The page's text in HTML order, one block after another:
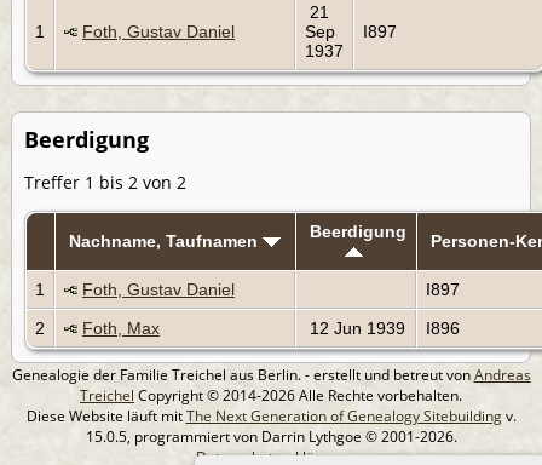
1 Foth, Gustav Daniel
21
Sep
1937
I897
Beerdigung
Treffer 1 bis 2 von 2
Nachname, Taufnamen Beerdigung Personen-
1 Foth, Gustav Daniel
I897
2
Foth, Max 12 Jun 1939 I896
Genealogie der Familie Treichel aus Berlin. - erstellt und betreut vonAndreas
Treichel Copyright © 2014-2026 Alle Rechte vorbehalten.
Diese Website läuft mitThe Next Generation of Genealogy Sitebuildingv.
15.0.5, programmiert von Darrin Lythgoe © 2001-2026.
Datenschutzerklärung